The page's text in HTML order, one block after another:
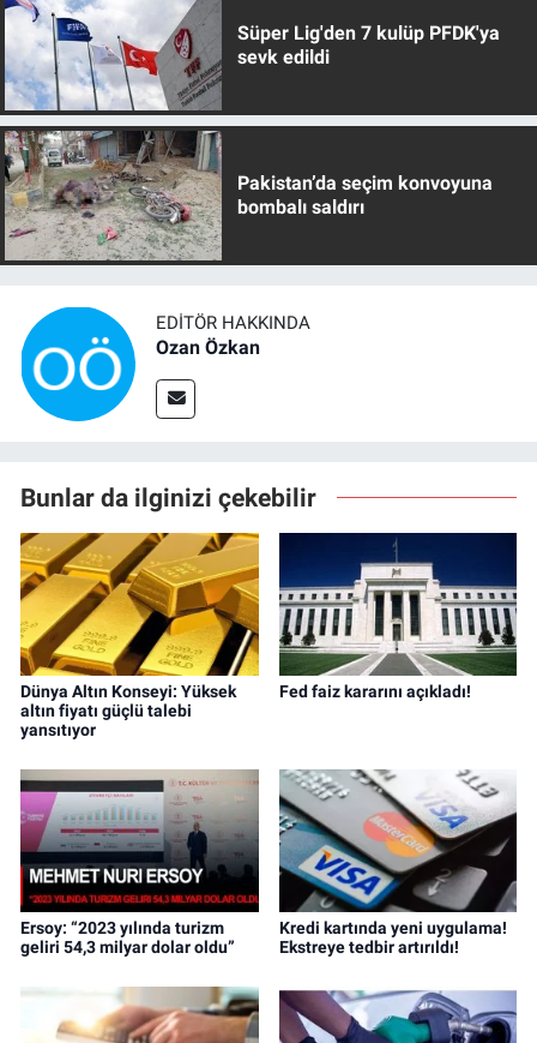
Süper Lig'den 7 kulüp PFDK'ya
sevk edildi
Pakistan’da seçim konvoyuna
bombalı saldırı
EDITÖR HAKKINDA
Ozan Özkan
Bunlar da ilginizi çekebilir
Dünya Altın Konseyi: Yüksek
altın fiyatı güçlü talebi
yansıtıyor
Fed faiz kararını açıkladı!
Ersoy: “2023 yılında turizm
geliri 54,3 milyar dolar oldu”
Kredi kartında yeni uygulama!
Ekstreye tedbir artırıldı!